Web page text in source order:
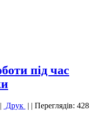
під час
| Друк | | Переглядів: 428